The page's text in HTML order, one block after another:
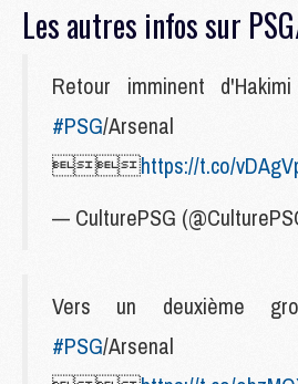
Les autres infos sur
Retour imminent
#PSG/Arsenal
https://t.co/
— CulturePSG
Vers un deuxième
#PSG/Arsenal